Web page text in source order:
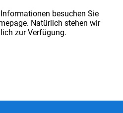
besuchen Sie
Natürlich stehen wir
zur Verfügung.